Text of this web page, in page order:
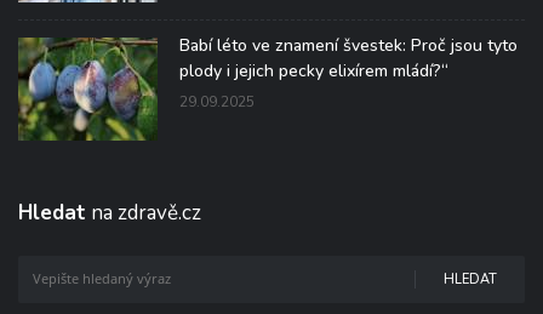
Babí léto ve znamení švestek: Proč jsou tyto
plody i jejich pecky elixírem mládí?“
29.09.2025
Hledat na zdravě.cz
HLEDAT